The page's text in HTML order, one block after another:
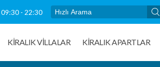
09:30 - 22:30
KIRALIK VILLALAR KİRALIK APARTLAR